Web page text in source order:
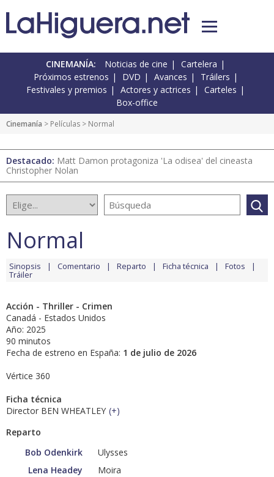
CINEMANÍA: Noticias de cine
Cartelera
Próximos estrenos
DVD Avances
Tráilers
Festivales y premios
Actores y actrices
Carteles
Box-office
Cinemanía > Películas > Normal
Destacado: Matt Damon protagoniza 'La odisea' del cineasta
Christopher Nolan
Normal
Sinopsis Comentario Reparto Ficha técnica Fotos
Tráiler
Acción - Thriller - Crimen
Canadá - Estados Unidos
Año: 2025
90 minutos
Fecha de estreno en España: 1 de julio de 2026
Vértice 360
Ficha técnica
Director BEN WHEATLEY (+)
Reparto
Bob Odenkirk
Ulysses
Lena Headey
Moira